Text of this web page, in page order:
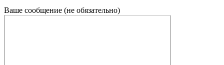
Ваше сообщение (не обязательно)